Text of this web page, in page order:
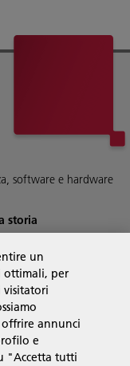
software e hardware
storia
un
ottimali, per
visitatori
annunci
e
"Accetta tutti